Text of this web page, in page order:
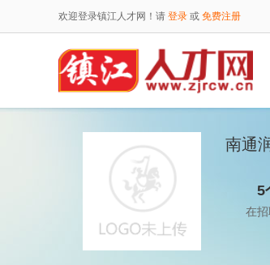
欢迎登录镇江人才网！请 登录 或 免费注册
南通
5
在